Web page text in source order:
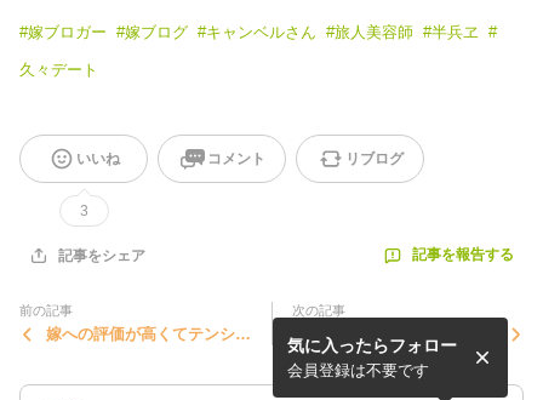
#嫁ブロガー #嫁ブログ #キャンベルさん #旅人美容師 #半兵ヱ #
久々デート
いいね
3
コメント リブログ
記事をシェア 記事を報告する
前の記事
嫁への評価が高くてテンショ
次の記事
気に入ったらフォロー
会員登録は不要です